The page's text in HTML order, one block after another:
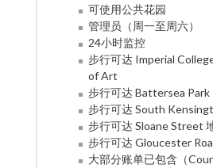
可使用公共花园
管理员（周一至周六）
24小时监控
步行可达 Imperial
of Art
步行可达 Battersea Park
步行可达 South
步行可达 Sloane Street
步行可达 Gloucester
大部分账单已包含（